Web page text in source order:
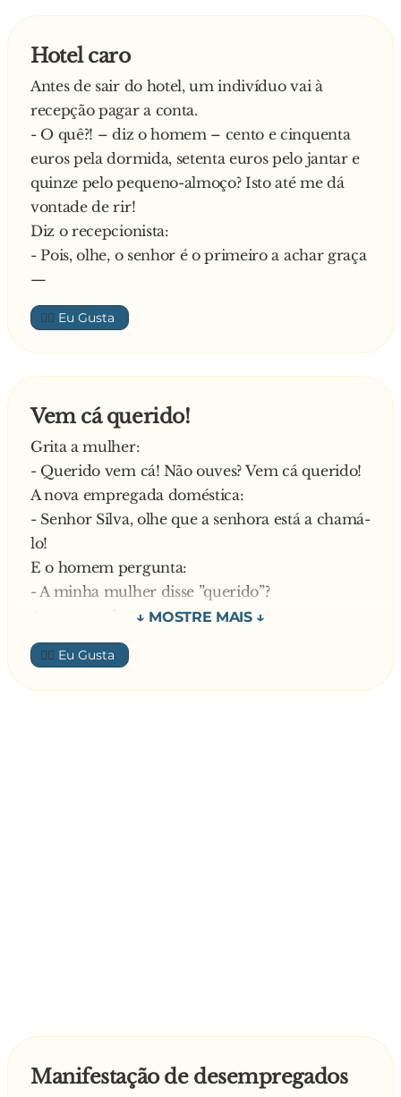
consigo pode dizer que as coisas são nossas.
esse tipo de linguagem. Um dia o Bispo foi a
casa do padre e, no meio da visita, aparece a
empregada entra na sala muito aflita aos gritos:
- Sr. padre está um rato no nosso quarto
debaixo da nossa cama!
Hotel caro
Antes de sair do hotel, um indivíduo vai à
recepção pagar a conta.
- O quê?! – diz o homem – cento e cinquenta
euros pela dormida, setenta euros pelo jantar e
quinze pelo pequeno-almoço? Isto até me dá
vontade de rir!
Diz o recepcionista:
- Pois, olhe, o senhor é o primeiro a achar graça
—
👍🏼
Vem cá querido!
Grita a mulher:
- Querido vem cá! Não ouves? Vem cá querido!
A nova empregada doméstica:
- Senhor Silva, olhe que a senhora está a chamá-
lo!
E o homem pergunta:
- A minha mulher disse ”querido”?
- Disse, sim, senhor Silva!
Diz o homem:
- Ah, então é com o cão
👍🏼
Manifestação de desempregados